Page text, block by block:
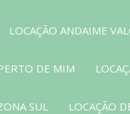
LOCAÇÃO ANDAIME
DE MIM
SUL LOCAÇÃO